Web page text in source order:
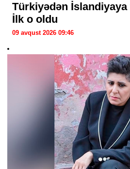
Türkiyədən
İlk o oldu
09 avqust 2026 09:46